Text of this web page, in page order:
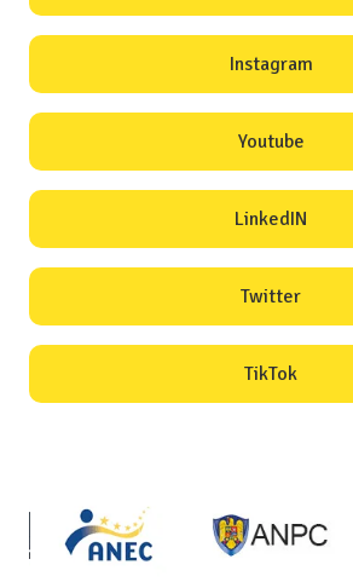
Instagram
Youtube
LinkedIN
Twitter
TikTok